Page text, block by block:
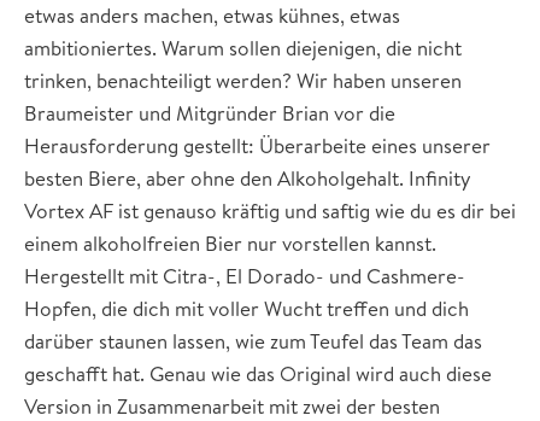
etwas anders machen, etwas kühnes, etwas
ambitioniertes. Warum sollen diejenigen, die nicht
trinken, benachteiligt werden? Wir haben unseren
Braumeister und Mitgründer Brian vor die
Herausforderung gestellt: Überarbeite eines unserer
besten Biere, aber ohne den Alkoholgehalt. Infinity
Vortex AF ist genauso kräftig und saftig wie du es dir bei
einem alkoholfreien Bier nur vorstellen kannst.
Hergestellt mit Citra-, El Dorado- und Cashmere-
Hopfen, die dich mit voller Wucht treffen und dich
darüber staunen lassen, wie zum Teufel das Team das
geschafft hat. Genau wie das Original wird auch diese
Version in Zusammenarbeit mit zwei der besten